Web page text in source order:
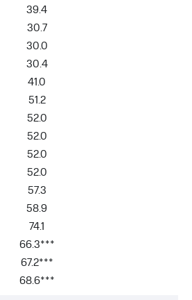
39.4
30.7
30.0
30.4
41.0
51.2
52.0
52.0
52.0
52.0
57.3
58.9
74.1
66.3***
67.2***
68.6***